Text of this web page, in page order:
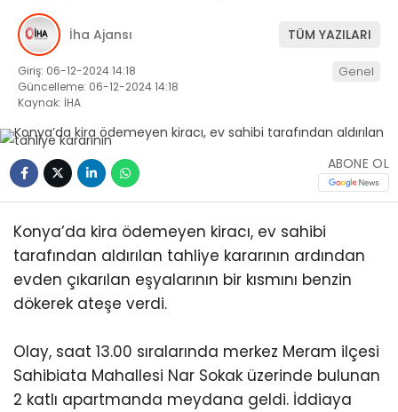
İha Ajansı TÜM YAZILARI
Giriş: 06-12-2024 14:18
Güncelleme: 06-12-2024 14:18
Kaynak: İHA
Genel
ABONE OL
Konya’da kira ödemeyen kiracı, ev sahibi
tarafından aldırılan tahliye kararının ardından
evden çıkarılan eşyalarının bir kısmını benzin
dökerek ateşe verdi.
Olay, saat 13.00 sıralarında merkez Meram ilçesi
Sahibiata Mahallesi Nar Sokak üzerinde bulunan
2 katlı apartmanda meydana geldi. İddiaya